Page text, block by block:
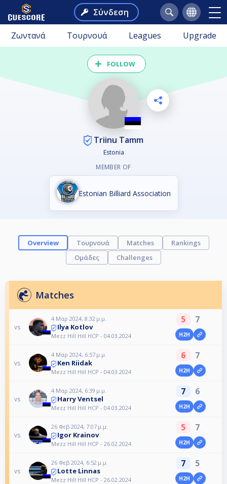
Σύνδεση
Ζωντανά Τουρνουά Leagues Upgrade
FOLLOW
Triinu Tamm
Estonia
MEMBER OF
Estonian Billiard Association
Overview Τουρνουά Matches
Rankings
Ομάδες
Challenges
Matches
vs
4 Μαρ 2024, 8:32 μ.μ.
Ilya Kotlov
Mezz Hill Hill HCP - 04.03.2024
5 7
H2H
vs
4 Μαρ 2024, 6:57 μ.μ.
Ken Riidak
Mezz Hill Hill HCP - 04.03.2024
6 7
H2H
vs
4 Μαρ 2024, 6:39 μ.μ.
Harry Ventsel
Mezz Hill Hill HCP - 04.03.2024
7 6
H2H
vs
26 Φεβ 2024, 7:07 μ.μ.
Igor Krainov
Mezz Hill Hill HCP - 26.02.2024
5 7
H2H
vs
26 Φεβ 2024, 6:52 μ.μ.
Lotte Linnas
Mezz Hill Hill HCP - 26.02.2024
7 5
H2H